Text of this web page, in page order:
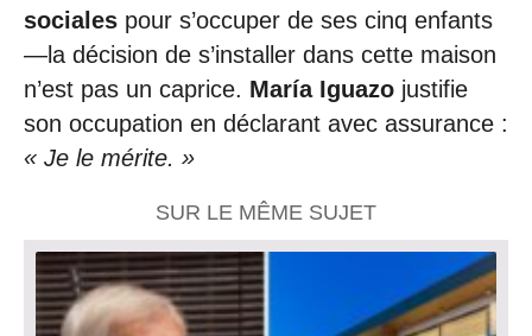
sociales pour s’occuper de ses cinq enfants
—la décision de s’installer dans cette maison
n’est pas un caprice. María Iguazo justifie
son occupation en déclarant avec assurance :
« Je le mérite. »
SUR LE MÊME SUJET